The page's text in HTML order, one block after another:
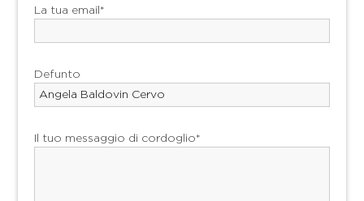
La tua email*
Defunto
Il tuo messaggio di cordoglio*